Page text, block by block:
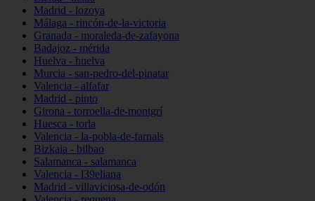
Madrid - lozoya
Málaga - rincón-de-la-victoria
Granada - moraleda-de-zafayona
Badajoz - mérida
Huelva - huelva
Murcia - san-pedro-del-pinatar
Valencia - alfafar
Madrid - pinto
Girona - torroella-de-montgrí
Huesca - torla
Valencia - la-pobla-de-farnals
Bizkaia - bilbao
Salamanca - salamanca
Valencia - l39eliana
Madrid - villaviciosa-de-odón